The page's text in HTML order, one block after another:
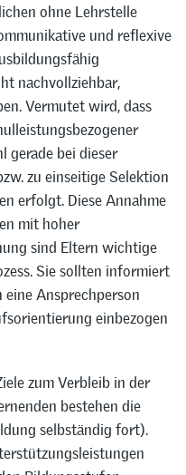
ohne Lehrstelle
und reflexive
nachvollziehbar,
Vermutet wird, dass
gerade bei dieser
zu einseitige Selektion
erfolgt. Diese Annahme
mit hoher
sind Eltern wichtige
Sie sollten informiert
eine Ansprechperson
einbezogen
zum Verbleib in der
bestehen die
selbständig fort).